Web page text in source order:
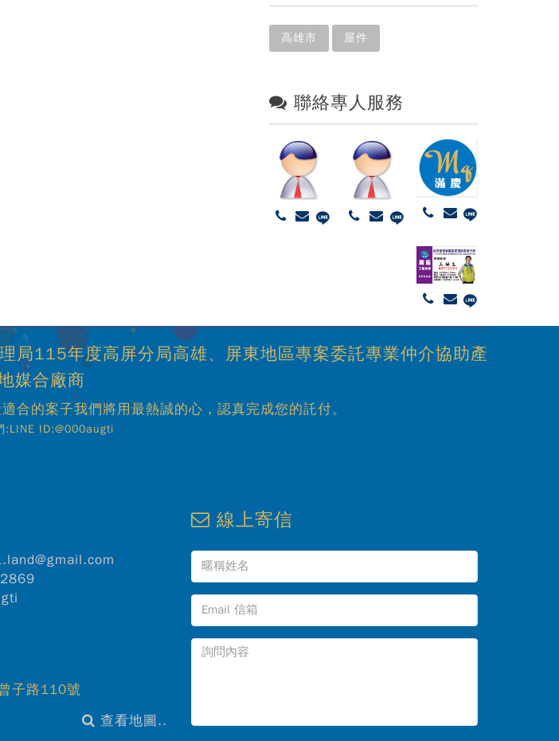
高雄市 屋件
聯絡專人服務
局115年度高屏分局高雄、屏東地區專案委託專業仲介協助產
媒合廠商
合的案子我們將用最熱誠的心，認真完成您的託付。
:LINE ID:@000augti
子路110號
查看地圖..
線上寄信